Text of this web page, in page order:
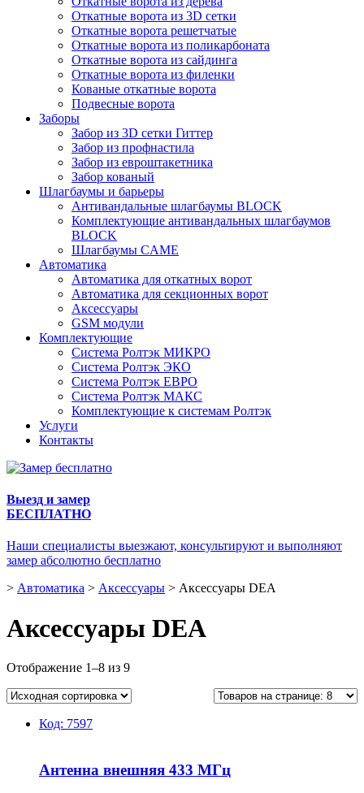
Откатные ворота из 3D сетки
Откатные ворота решетчатые
Откатные ворота из поликарбоната
Откатные ворота из сайдинга
Откатные ворота из филенки
Кованые откатные ворота
Подвесные ворота
Заборы
Забор из 3D сетки Гиттер
Забор из профнастила
Забор из евроштакетника
Забор кованый
Шлагбаумы и барьеры
Антивандальные шлагбаумы BLOCK
Комплектующие антивандальных шлагбаумов
BLOCK
Шлагбаумы CAME
Автоматика
Автоматика для откатных ворот
Автоматика для секционных ворот
Аксессуары
GSM модули
Комплектующие
Система Ролтэк МИКРО
Система Ролтэк ЭКО
Система Ролтэк ЕВРО
Система Ролтэк МАКС
Комплектующие к системам Ролтэк
Услуги
Контакты
Выезд и замер
БЕСПЛАТНО
Наши специалисты выезжают, консультируют и выполняют
замер абсолютно бесплатно
> Автоматика > Аксессуары > Аксессуары DEA
Аксессуары DEA
Отображение 1–8 из 9
Код: 7597
Антенна внешняя 433 МГц